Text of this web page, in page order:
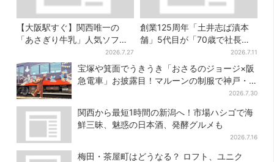
【大阪駅すぐ】関西唯一の
「あさぎり牛乳」人気ソフト
クリームが進化…ここだけの
新メニューも仲間入り
2026.7.27
創業125周年「土井志ば漬本
舗」5代目が「70歳で社長を
交代」、今後の展開は？【老
舗の継承】
2026.7.11
宝塚や箕面でうきうき「おさるのジョージ×阪
急電車」お披露目！マルーンの制服で神戸・
2026.7.30
関西から最短1時間の新潟へ！市場ハシゴで海
鮮三昧、魅惑の日本酒、発酵グルメも
2026.7.16
梅田・茶屋町はどうなる？ ロフト、ユニク